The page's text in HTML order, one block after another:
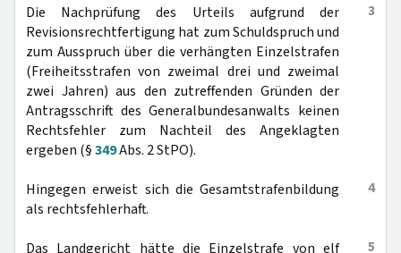
3
Die Nachprüfung des Urteils aufgrund der
Revisionsrechtfertigung hat zum Schuldspruch und
zum Ausspruch über die verhängten Einzelstrafen
(Freiheitsstrafen von zweimal drei und zweimal
zwei Jahren) aus den zutreffenden Gründen der
Antragsschrift des Generalbundesanwalts keinen
Rechtsfehler zum Nachteil des Angeklagten
ergeben (§349Abs. 2 StPO).
4
Hingegen erweist sich die Gesamtstrafenbildung
als rechtsfehlerhaft.
5
Das Landgericht hätte die Einzelstrafe von elf